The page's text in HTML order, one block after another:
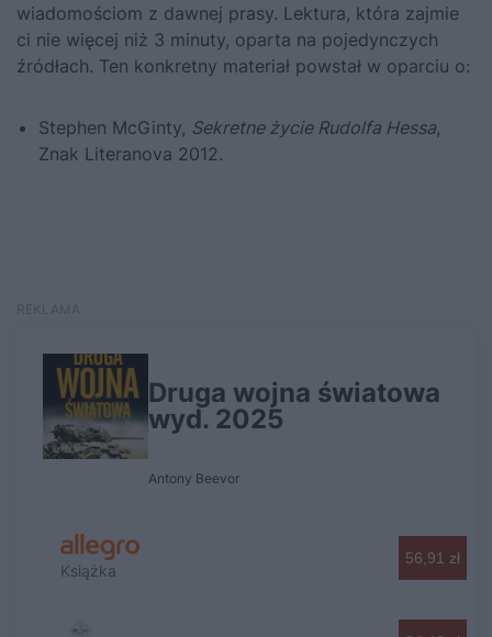
wiadomościom z dawnej prasy. Lektura, która zajmie
ci nie więcej niż 3 minuty, oparta na pojedynczych
źródłach. Ten konkretny materiał powstał w oparciu o:
Stephen McGinty, Sekretne życie Rudolfa Hessa,
Znak Literanova 2012.